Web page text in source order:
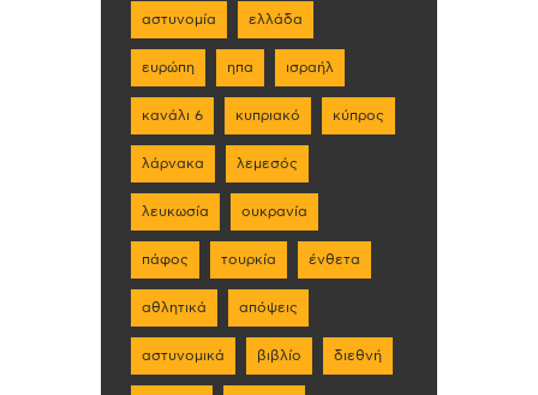
αστυνομία ελλάδα
ευρώπη ηπα ισραήλ
κανάλι 6 κυπριακό κύπρος
λάρνακα λεμεσός
λευκωσία ουκρανία
πάφος τουρκία ένθετα
αθλητικά απόψεις
αστυνομικά βιβλίο διεθνή